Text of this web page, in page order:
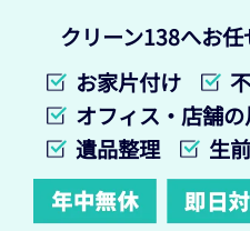
クリーン138へお
お家片付け
オフィス・店舗
遺品整理
生